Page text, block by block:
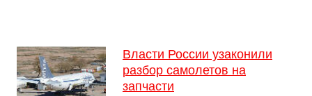
Власти России узаконили
разбор самолетов на
запчасти